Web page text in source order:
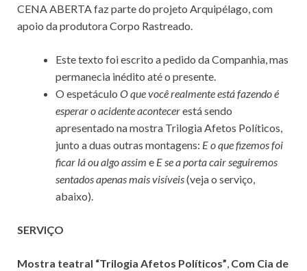
CENA ABERTA faz parte do projeto Arquipélago, com
apoio da produtora Corpo Rastreado.
Este texto foi escrito a pedido da Companhia, mas
permanecia inédito até o presente.
O espetáculo O que você realmente está fazendo é
esperar o acidente acontecerestá sendo
apresentado na mostra Trilogia Afetos Políticos,
junto a duas outras montagens: E o que fizemos foi
ficar lá ou algo assim e E se a porta cair seguiremos
sentados apenas mais visíveis(veja o serviço,
abaixo).
SERVIÇO
Mostra teatral “Trilogia Afetos Políticos”, Com Cia de